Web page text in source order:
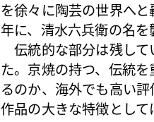
を徐々に陶芸の世界へ
年に、清水六兵衛の名を
伝統的な部分は残して
た。京焼の持つ、伝統
るのか、海外でも高い
作品の大きな特徴とし